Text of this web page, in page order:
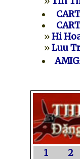
»Hi
»Luu
1 2